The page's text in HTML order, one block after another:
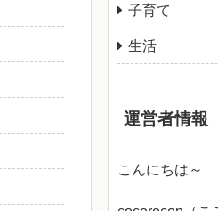
子育て
生活
運営者情報
こんにちは～